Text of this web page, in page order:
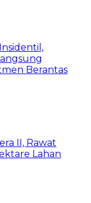
Berantas
II, Rawat
Lahan